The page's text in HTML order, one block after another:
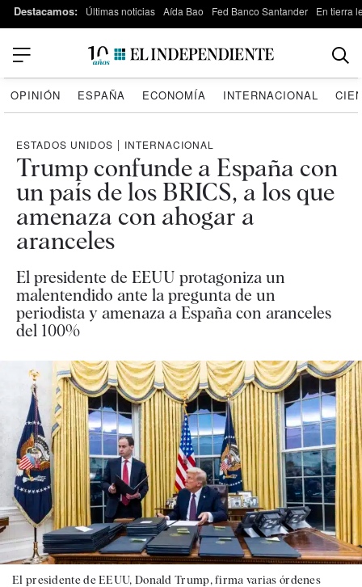
Destacamos: Últimas noticias Aída Bao Fed Banco Santander En tierra
OPINIÓN ESPAÑA ECONOMÍA INTERNACIONAL
ESTADOS UNIDOS | INTERNACIONAL
Trump confunde a España con
un país de los BRICS, a los que
amenaza con ahogar a
aranceles
El presidente de EEUU protagoniza un
malentendido ante la pregunta de un
periodista y amenaza a España con aranceles
del 100%
El presidente de EEUU, Donald Trump, firma varias órdenes